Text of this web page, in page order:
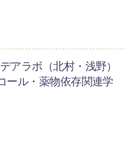
アラボ（北村・浅野）
ール・薬物依存関連学